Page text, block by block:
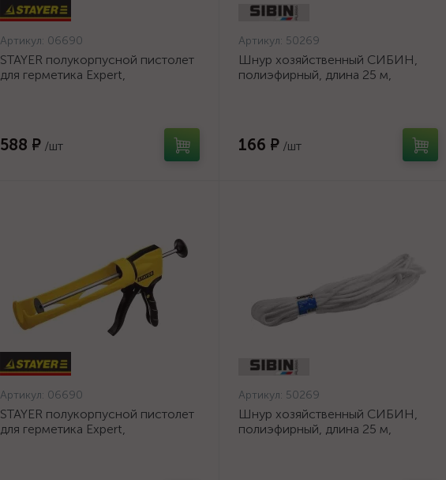
Артикул: 06690
STAYER полукорпусной пистолет
для герметика Expert,
588 ₽ /шт
Артикул: 50269
Шнур хозяйственный СИБИН,
полиэфирный, длина 25 м,
166 ₽ /шт
Артикул: 06690
STAYER полукорпусной пистолет
для герметика Expert,
Артикул: 50269
Шнур хозяйственный СИБИН,
полиэфирный, длина 25 м,